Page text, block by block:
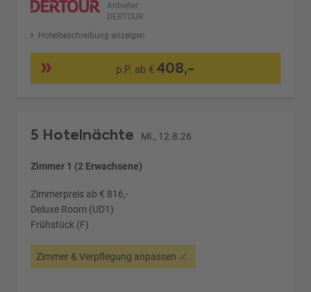
Anbieter:
DERTOUR
Hotelbeschreibung anzeigen
p.P. ab €408,-
5 Hotelnächte Mi., 12.8.26
Zimmer 1 (2 Erwachsene)
Zimmerpreis ab € 816,-
Deluxe Room (UD1)
Frühstück (F)
Zimmer & Verpflegung anpassen